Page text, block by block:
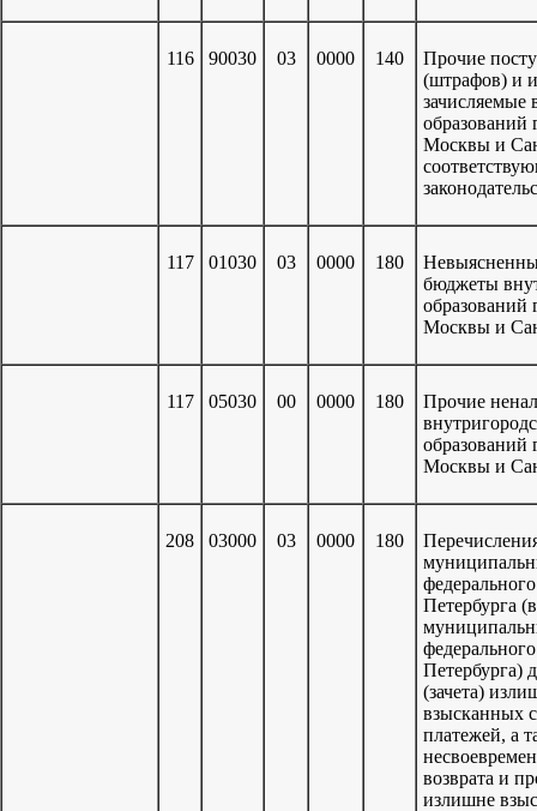
116 90030 03 0000 140
Прочие
(штрафов) и
образований
Москвы и
117 01030 03 0000 180
бюджеты
образований
Москвы и
117 05030 00 0000 180
Прочие
образований
Москвы и
208 03000 03 0000 180
Петербурга
Петербурга)
(зачета)
взысканных
платежей, а
возврата и
излишне